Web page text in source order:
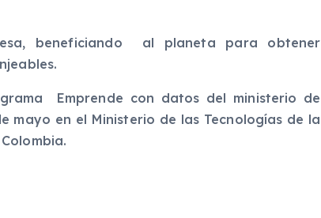
beneficiando al planeta para obtener
Emprende con datos del ministerio de
mayo en el Ministerio de las Tecnologías de la